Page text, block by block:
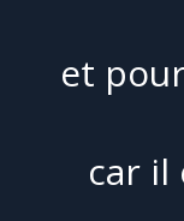
et
car il